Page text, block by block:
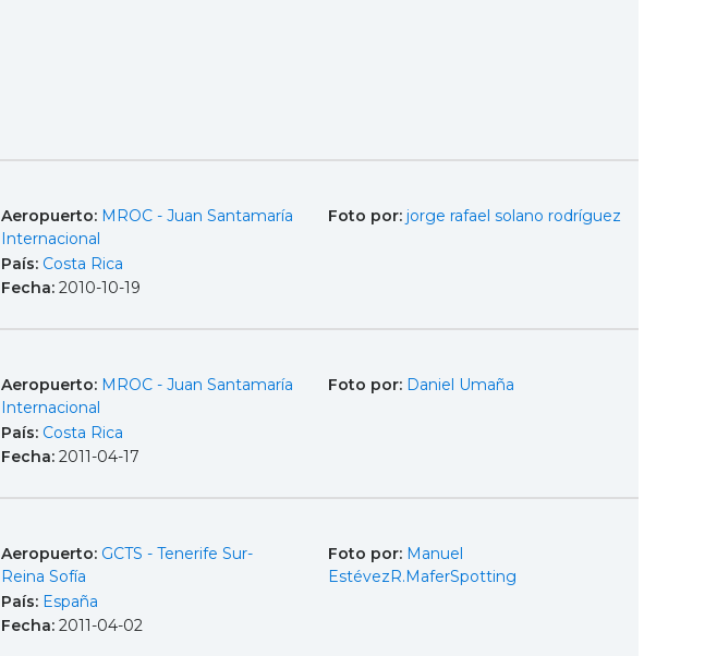
Aeropuerto: MROC - Juan Santamaría
Internacional
País: Costa Rica
Fecha: 2010-10-19
Foto por: jorge rafael solano rodríguez
Aeropuerto: MROC - Juan Santamaría
Internacional
País: Costa Rica
Fecha: 2011-04-17
Foto por: Daniel Umaña
Aeropuerto: GCTS - Tenerife Sur-
Reina Sofía
País: España
Fecha: 2011-04-02
Foto por: Manuel
EstévezR.MaferSpotting